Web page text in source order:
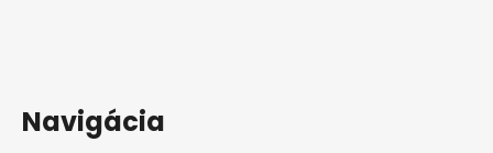
Navigácia